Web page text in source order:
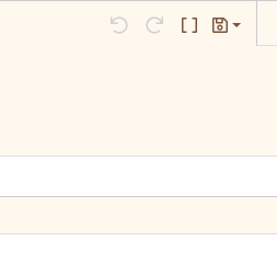
Undo Redo Toggle BB code
Bản thảo
Lưu nháp